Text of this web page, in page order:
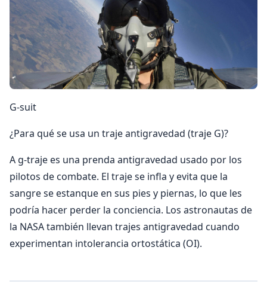
G-suit
¿Para qué se usa un traje antigravedad (traje G)?
A g-traje es una prenda antigravedad usado por los
pilotos de combate. El traje se infla y evita que la
sangre se estanque en sus pies y piernas, lo que les
podría hacer perder la conciencia. Los astronautas de
la NASA también llevan trajes antigravedad cuando
experimentan intolerancia ortostática (OI).